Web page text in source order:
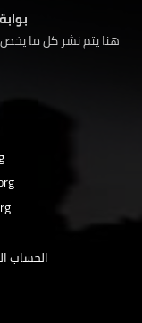
هنا يتم نشر كل ما
الحساب